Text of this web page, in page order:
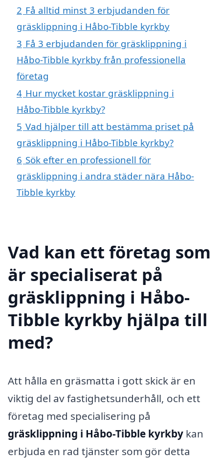
2 Få alltid minst 3 erbjudanden för
gräsklippning i Håbo-Tibble kyrkby
3 Få 3 erbjudanden för gräsklippning i
Håbo-Tibble kyrkby från professionella
företag
4 Hur mycket kostar gräsklippning i
Håbo-Tibble kyrkby?
5 Vad hjälper till att bestämma priset på
gräsklippning i Håbo-Tibble kyrkby?
6 Sök efter en professionell för
gräsklippning i andra städer nära Håbo-
Tibble kyrkby
Vad kan ett företag som
är specialiserat på
gräsklippning i Håbo-
Tibble kyrkby hjälpa till
med?
Att hålla en gräsmatta i gott skick är en
viktig del av fastighetsunderhåll, och ett
företag med specialisering på
gräsklippning i Håbo-Tibble kyrkby kan
erbjuda en rad tjänster som gör detta